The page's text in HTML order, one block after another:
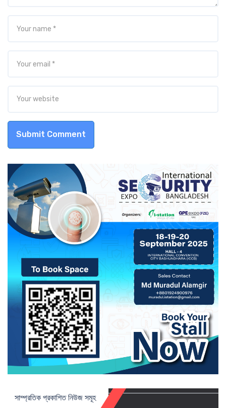
Submit Comment
সাম্প্রতিক প্রকাশিত নিউজ সমূহ